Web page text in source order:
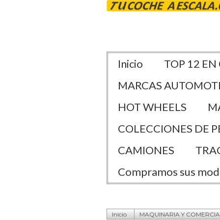
Inicio TOP 12
MARCAS
HOT WHEELS
COLECCIONES DE
CAMIONES
Compramos sus
Inicio MAQUINARIA Y